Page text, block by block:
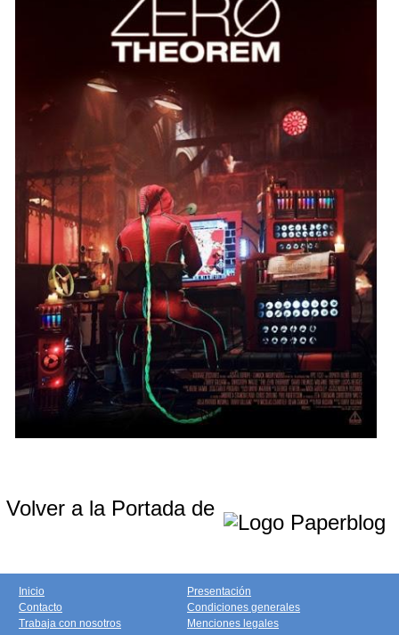
Volver a la Portada de
Inicio
Contacto
Trabaja con nosotros
Presentación
Condiciones generales
Menciones legales